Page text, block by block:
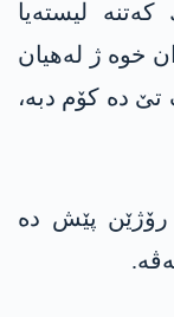
43 پارێزگەھ کەتنە لیستەیا
خوە ژ لەھیان
تێ دە کۆم دبە،
رۆژێن پێش دە